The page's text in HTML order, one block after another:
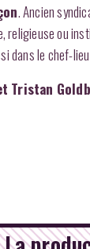
. Ancien
religieuse ou
dans le chef-
Tristan